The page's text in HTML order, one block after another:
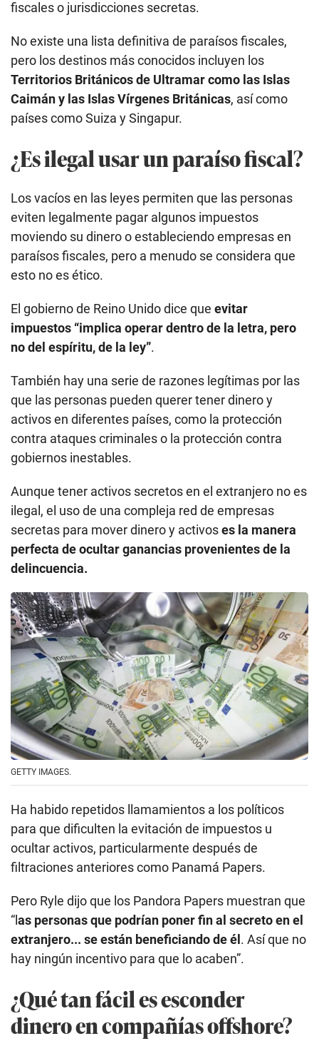
fiscales o jurisdicciones secretas.
No existe una lista definitiva de paraísos fiscales,
pero los destinos más conocidos incluyen los
Territorios Británicos de Ultramar como las Islas
Caimán y las Islas Vírgenes Británicas, así como
países como Suiza y Singapur.
¿Es ilegal usar un paraíso fiscal?
Los vacíos en las leyes permiten que las personas
eviten legalmente pagar algunos impuestos
moviendo su dinero o estableciendo empresas en
paraísos fiscales, pero a menudo se considera que
esto no es ético.
El gobierno de Reino Unido dice que evitar
impuestos “implica operar dentro de la letra, pero
no del espíritu, de la ley”.
También hay una serie de razones legítimas por las
que las personas pueden querer tener dinero y
activos en diferentes países, como la protección
contra ataques criminales o la protección contra
gobiernos inestables.
Aunque tener activos secretos en el extranjero no es
ilegal, el uso de una compleja red de empresas
secretas para mover dinero y activoses la manera
perfecta de ocultar ganancias provenientes de la
delincuencia.
GETTY IMAGES.
Ha habido repetidos llamamientos a los políticos
para que dificulten la evitación de impuestos u
ocultar activos, particularmente después de
filtraciones anteriores como Panamá Papers.
Pero Ryle dijo que los Pandora Papers muestran que
“las personas que podrían poner fin al secreto en el
extranjero... se están beneficiando de él . Así que no
hay ningún incentivo para que lo acaben”.
¿Qué tan fácil es esconder
dinero en compañías offshore?